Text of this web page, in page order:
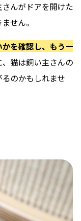
んがドアを開けた
せん。
を確認し、もう一
、猫は飼い主さんの
のかもしれませ